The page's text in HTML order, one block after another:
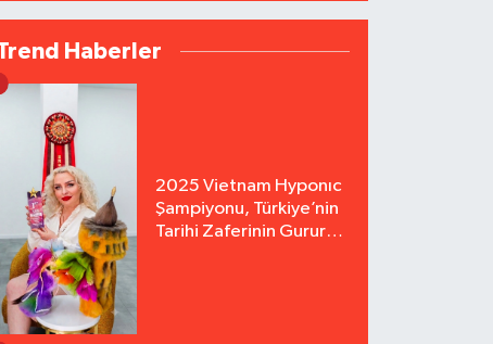
Haberler
2025 Vietnam Hyponıc
Şampiyonu, Türkiye’nin
Tarihi Zaferinin Gururu